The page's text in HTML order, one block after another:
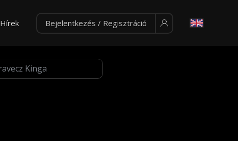
Hírek Bejelentkezés / Regisztráció